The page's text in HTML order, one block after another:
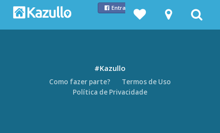
Entrar com Facebook
#Kazullo
Como fazer parte?
Termos de Uso
Política de Privacidade